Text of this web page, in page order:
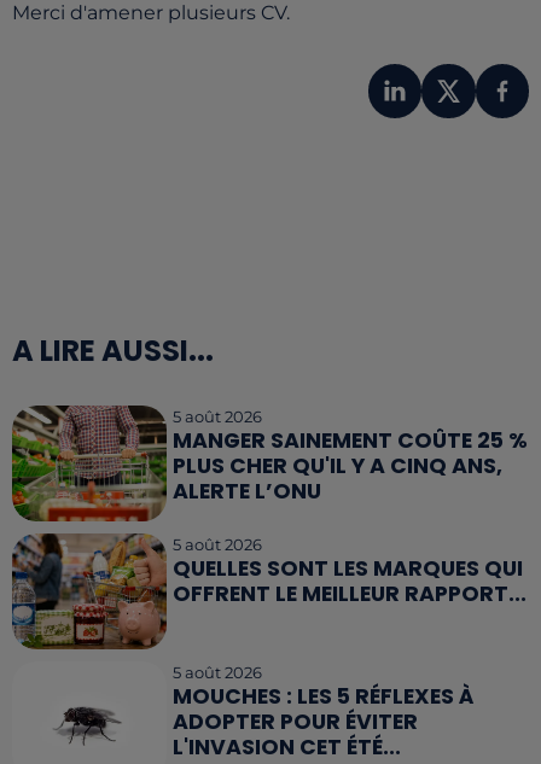
Merci d'amener plusieurs CV.
A LIRE AUSSI...
5 août 2026
MANGER SAINEMENT COÛTE 25 %
PLUS CHER QU'IL Y A CINQ ANS,
ALERTE L’ONU
5 août 2026
QUELLES SONT LES MARQUES QUI
OFFRENT LE MEILLEUR RAPPORT...
5 août 2026
MOUCHES : LES 5 RÉFLEXES À
ADOPTER POUR ÉVITER
L'INVASION CET ÉTÉ...